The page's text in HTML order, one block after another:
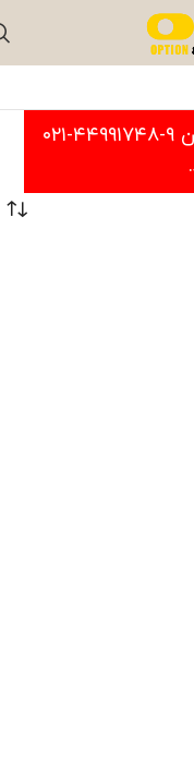
جهت ثبت سفارش با شماره تلفن ۹-۴۴۹۹۱۷۴۸-۰۲۱